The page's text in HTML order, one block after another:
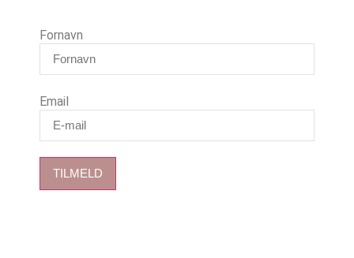
Fornavn
Email
TILMELD